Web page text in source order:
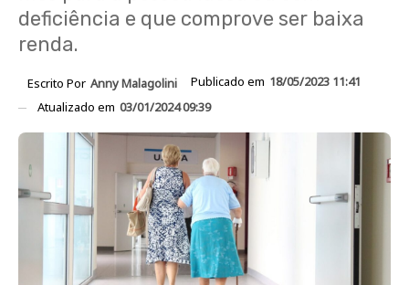
deficiência e que comprove ser baixa
renda.
Escrito Por Anny Malagolini Publicado em 18/05/2023 11:41
Atualizado em 03/01/2024 09:39